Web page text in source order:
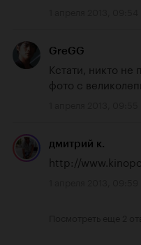
GreGG
Кстати, никто не
фото с
дмитрий к.
http://